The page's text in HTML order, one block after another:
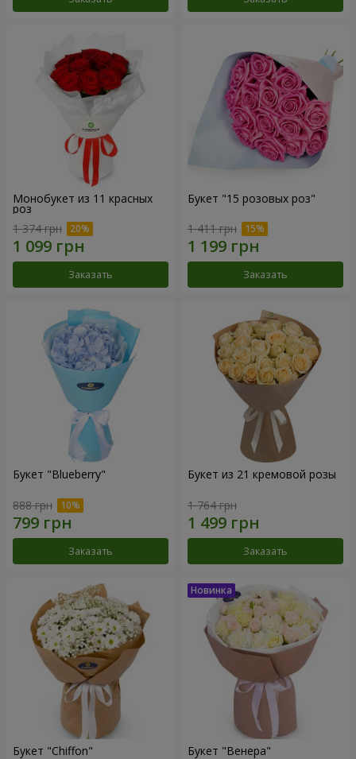
Монобукет из 11 красных
роз
1 374 грн
Заказать
Букет "15 розовых роз"
1 411 грн
Заказать
Букет "Blueberry"
888 грн
Заказать
Букет из 21 кремовой розы
1 764 грн
Заказать
Букет "Chiffon" Букет "Венера"